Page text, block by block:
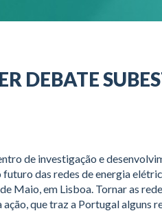
DEBATE
de investigação e
das redes de energia
Maio, em Lisboa. Tornar as
que traz a Portugal alguns